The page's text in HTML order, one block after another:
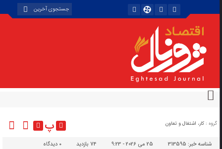
گروه : کار، اشتغال و تعاون پ
شناسه خبر:313595 25 می 2026 - 9:23 74 بازدید دیدگاه